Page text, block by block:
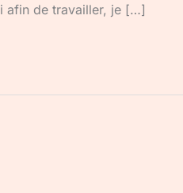
afin de travailler, je […]